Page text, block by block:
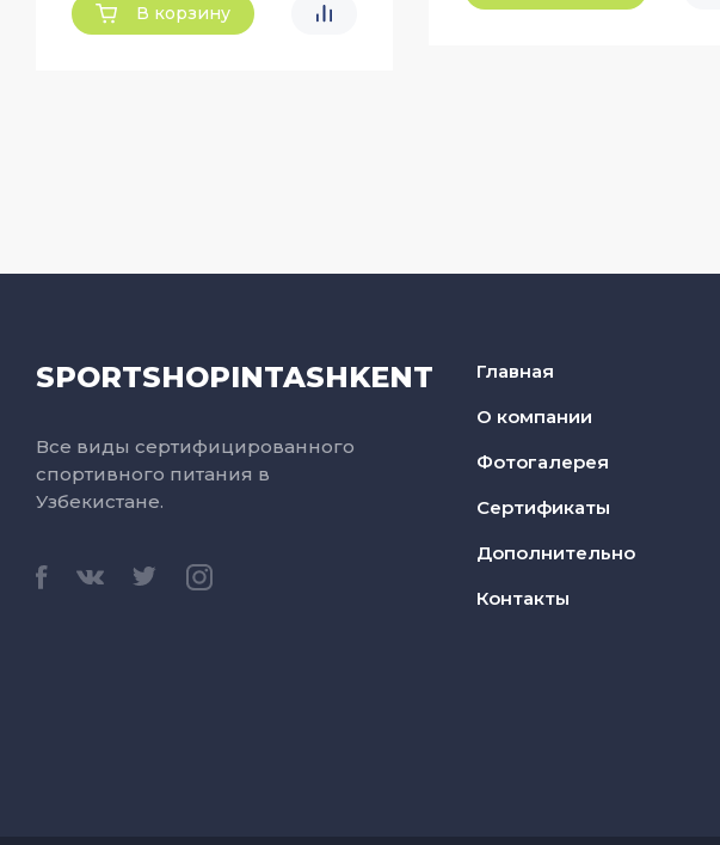
В корзину
SPORTSHOPINTASHKENT
Все виды сертифицированного
спортивного питания в
Узбекистане.
Главная
О компании
Фотогалерея
Сертификаты
Дополнительно
Контакты